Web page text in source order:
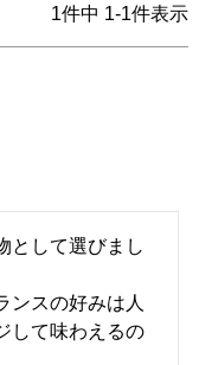
1件中 1-1件表示
として選びまし
ンスの好みは人
して味わえるの